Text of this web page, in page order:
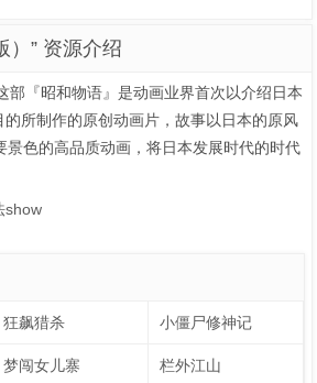
）” 资源介绍
部『昭和物语』是动画业界首次以介绍日本
的所制作的原创动画片，故事以日本的原风
景色的高品质动画，将日本发展时代的时代
show
狂飙猎杀 小僵尸修神记
梦闯女儿寨 栏外江山